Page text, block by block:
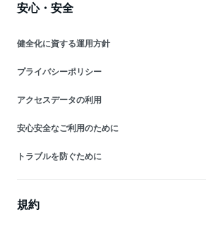
安心・安全
健全化に資する運用方針
プライバシーポリシー
アクセスデータの利用
安心安全なご利用のために
トラブルを防ぐために
規約